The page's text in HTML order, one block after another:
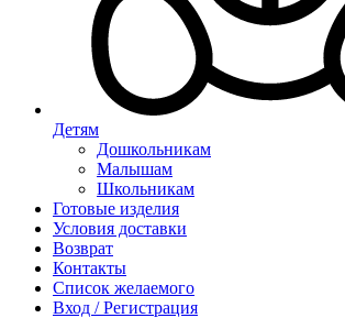
Детям
Дошкольникам
Малышам
Школьникам
Готовые изделия
Условия доставки
Возврат
Контакты
Список желаемого
Вход / Регистрация